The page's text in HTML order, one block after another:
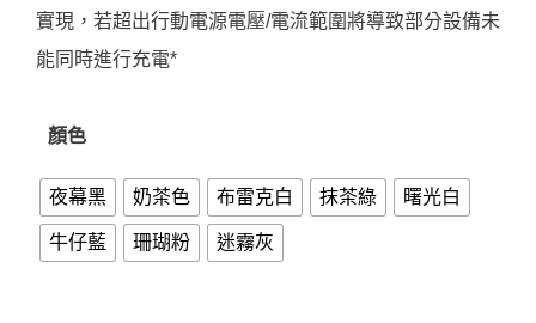
實現，若超出行動電源電壓/電流範圍將導致部分設備未
能同時進行充電*
顏色
夜幕黑 奶茶色 布雷克白 抹茶綠 曙光白
牛仔藍 珊瑚粉 迷霧灰